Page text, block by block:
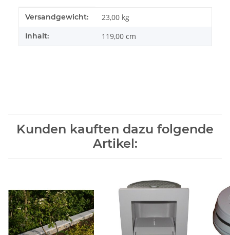
Produkteigenschaft
Wert
Versandgewicht: 23,00 kg
Inhalt: 119,00 cm
Kunden kauften dazu folgende
Artikel: